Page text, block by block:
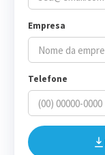
Empresa
Telefone